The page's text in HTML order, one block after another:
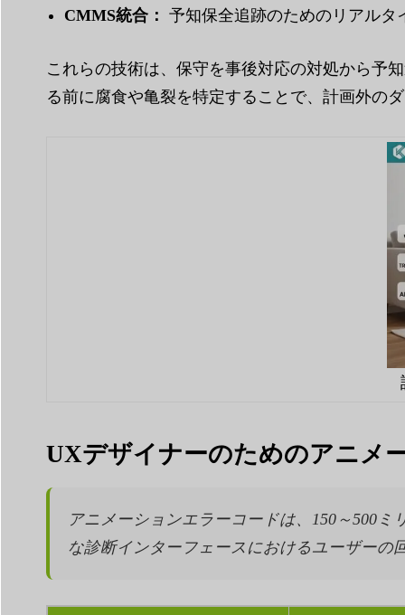
CMMS統合： 予知保全追跡のためのリアル
これらの技術は、保守を事後対応の対処から予
る前に腐食や亀裂を特定することで、計画外の
UXデザイナーのためのアニメ
アニメーションエラーコードは、150～500
な診断インターフェースにおけるユーザーの